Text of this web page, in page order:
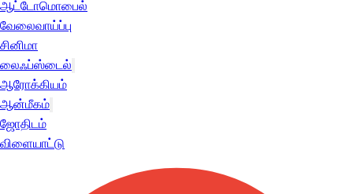
ஆட்டோமொபைல்
வேலைவாய்ப்பு
சினிமா
லைஃப்ஸ்டைல்
ஆரோக்கியம்
ஆன்மீகம்
ஜோதிடம்
விளையாட்டு